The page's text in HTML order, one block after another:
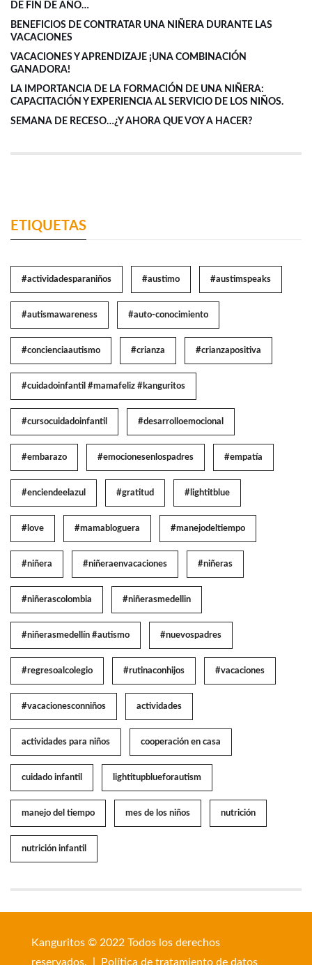
DE FIN DE AÑO…
BENEFICIOS DE CONTRATAR UNA NIÑERA DURANTE LAS
VACACIONES
VACACIONES Y APRENDIZAJE ¡UNA COMBINACIÓN
GANADORA!
LA IMPORTANCIA DE LA FORMACIÓN DE UNA NIÑERA:
CAPACITACIÓN Y EXPERIENCIA AL SERVICIO DE LOS NIÑOS.
SEMANA DE RECESO…¿Y AHORA QUE VOY A HACER?
ETIQUETAS
#actividadesparaniños #austimo #austimspeaks
#autismawareness #auto-conocimiento
#concienciaautismo #crianza #crianzapositiva
#cuidadoinfantil #mamafeliz #kanguritos
#cursocuidadoinfantil #desarrolloemocional
#embarazo #emocionesenlospadres #empatía
#enciendeelazul #gratitud #lightitblue
#love #mamabloguera #manejodeltiempo
#niñera #niñeraenvacaciones #niñeras
#niñerascolombia #niñerasmedellin
#niñerasmedellín #autismo #nuevospadres
#regresoalcolegio #rutinaconhijos #vacaciones
#vacacionesconniños actividades
actividades para niños cooperación en casa
cuidado infantil lightitupblueforautism
manejo del tiempo mes de los niños nutrición
nutrición infantil
Kanguritos © 2022 Todos los derechos
reservados. |
Política de tratamiento de datos